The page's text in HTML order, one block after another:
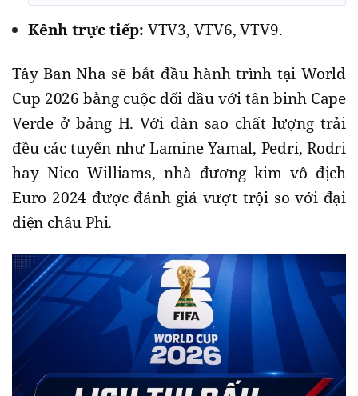
Kênh trực tiếp: VTV3, VTV6, VTV9.
Tây Ban Nha sẽ bắt đầu hành trình tại World
Cup 2026 bằng cuộc đối đầu với tân binh Cape
Verde ở bảng H. Với dàn sao chất lượng trải
đều các tuyến như Lamine Yamal, Pedri, Rodri
hay Nico Williams, nhà đương kim vô địch
Euro 2024 được đánh giá vượt trội so với đại
diện châu Phi.